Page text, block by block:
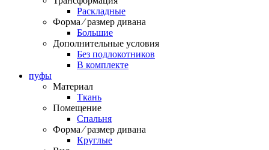
Раскладные
Форма ⁄ размер дивана
Большие
Дополнительные условия
Без подлокотников
В комплекте
пуфы
Материал
Ткань
Помещение
Спальня
Форма ⁄ размер дивана
Круглые